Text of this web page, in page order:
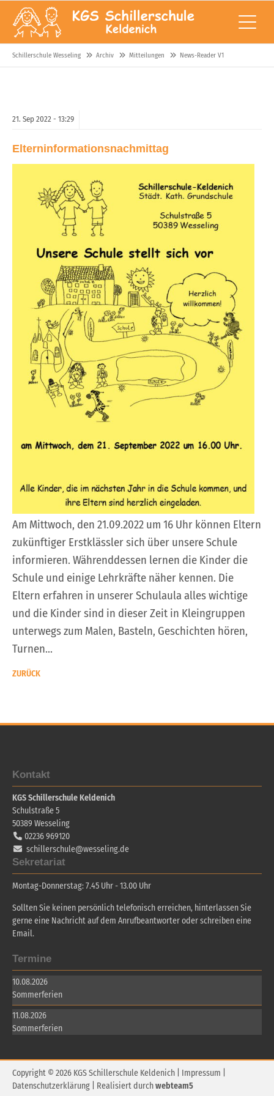
Schillerschule Wesseling Archiv Mitteilungen News-Reader V1
21. Sep 2022 - 13:29
Elterninformationsnachmittag
Am Mittwoch, den 21.09.2022 um 16 Uhr können Eltern
zukünftiger Erstklässler sich über unsere Schule
informieren. Währenddessen lernen die Kinder die
Schule und einige Lehrkräfte näher kennen. Die
Eltern erfahren in unserer Schulaula alles wichtige
und die Kinder sind in dieser Zeit in Kleingruppen
unterwegs zum Malen, Basteln, Geschichten hören,
Turnen...
ZURÜCK
Kontakt
KGS Schillerschule Keldenich
Schulstraße 5
50389 Wesseling
02236 969120
schillerschule@wesseling.de
Sekretariat
Montag-Donnerstag: 7.45 Uhr - 13.00 Uhr
Sollten Sie keinen persönlich telefonisch erreichen, hinterlassen Sie
gerne eine Nachricht auf dem Anrufbeantworter oder schreiben eine
Email.
Termine
10.08.2026
Sommerferien
11.08.2026
Sommerferien
Copyright © 2026 KGS Schillerschule Keldenich | Impressum
Datenschutzerklärung | Realisiert durchwebteam5